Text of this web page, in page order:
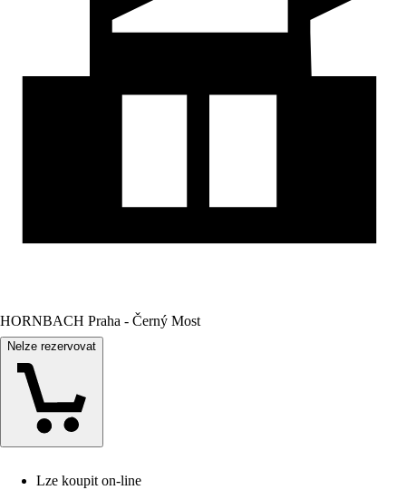
HORNBACH Praha - Černý Most
Nelze rezervovat
Lze koupit on-line